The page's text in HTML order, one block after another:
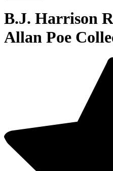
B.J. Harrison
Allan Poe